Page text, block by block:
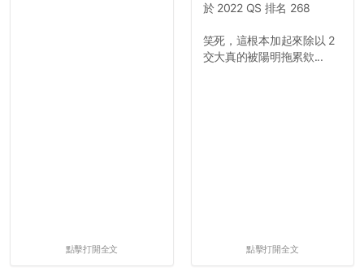
點擊打開全文
於 2022 QS 排名 268
笑死，這根本加起來除以 2
交大真的被陽明拖累欸...
點擊打開全文